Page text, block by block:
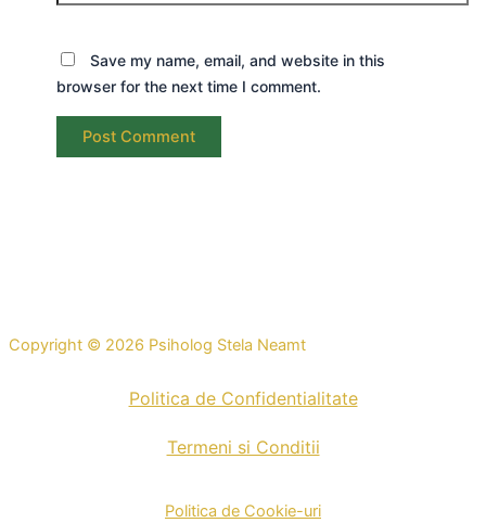
Save my name, email, and website in this
browser for the next time I comment.
Copyright © 2026 Psiholog Stela Neamt
Politica de Confidentialitate
Termeni si Conditii
Politica de Cookie-uri